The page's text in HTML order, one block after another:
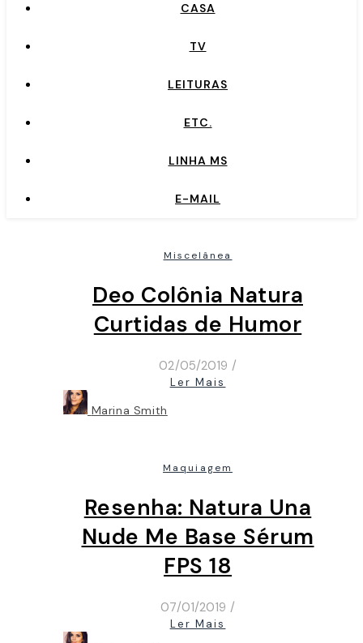
CASA
TV
LEITURAS
ETC.
LINHA MS
E-MAIL
Miscelânea
Deo Colônia Natura
Curtidas de Humor
02/05/2019 /
Ler Mais
Marina Smith
Maquiagem
Resenha: Natura Una
Nude Me Base Sérum
FPS 18
07/01/2019 /
Ler Mais